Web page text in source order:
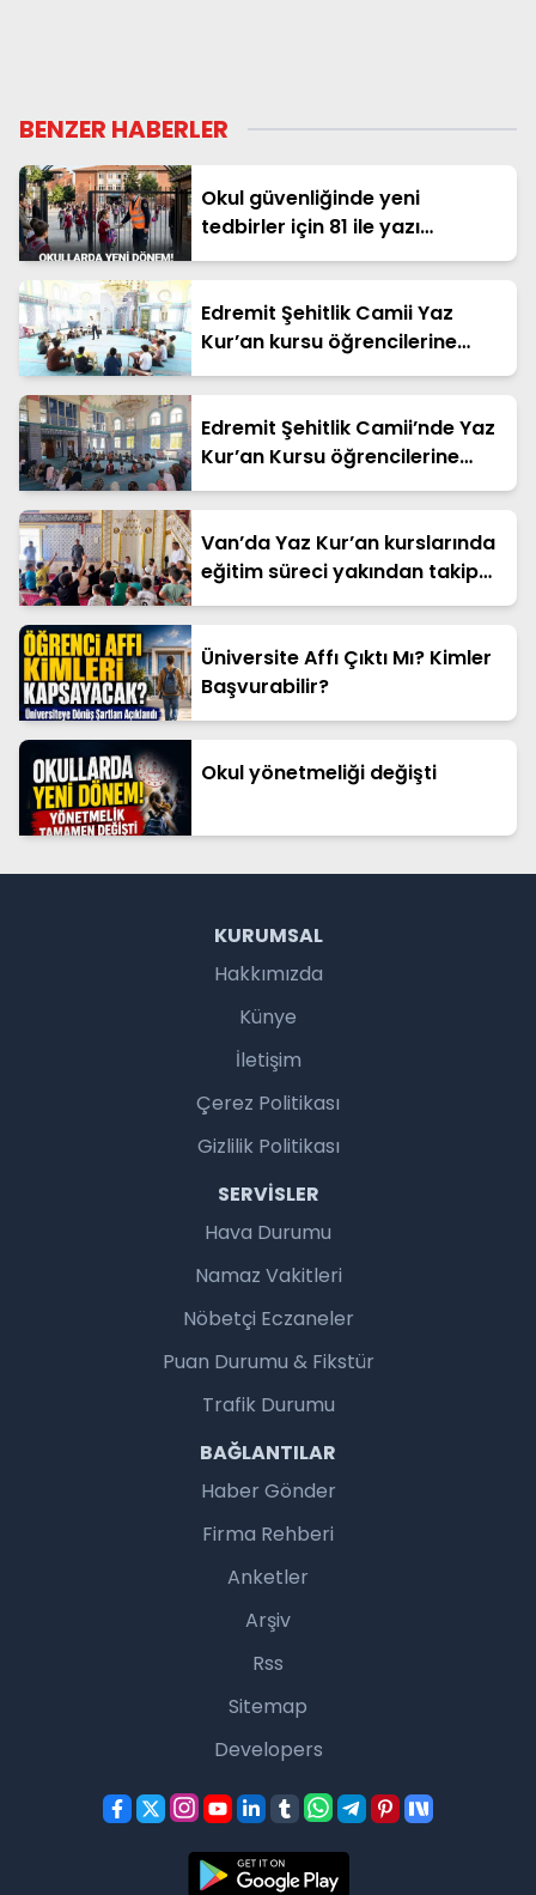
BENZER HABERLER
Okul güvenliğinde yeni
tedbirler için 81 ile yazı
gönderildi
Edremit Şehitlik Camii Yaz
Kur’an kursu öğrencilerine
bağımlılıkla mücadele semineri
Edremit Şehitlik Camii’nde Yaz
Kur’an Kursu öğrencilerine
‘Hazret-i Peygamber’ semineri
Van’da Yaz Kur’an kurslarında
eğitim süreci yakından takip
ediliyor
Üniversite Affı Çıktı Mı? Kimler
Başvurabilir?
Okul yönetmeliği değişti
KURUMSAL
Hakkımızda
Künye
İletişim
Çerez Politikası
Gizlilik Politikası
SERVISLER
Hava Durumu
Namaz Vakitleri
Nöbetçi Eczaneler
Puan Durumu & Fikstür
Trafik Durumu
BAĞLANTILAR
Haber Gönder
Firma Rehberi
Anketler
Arşiv
Rss
Sitemap
Developers